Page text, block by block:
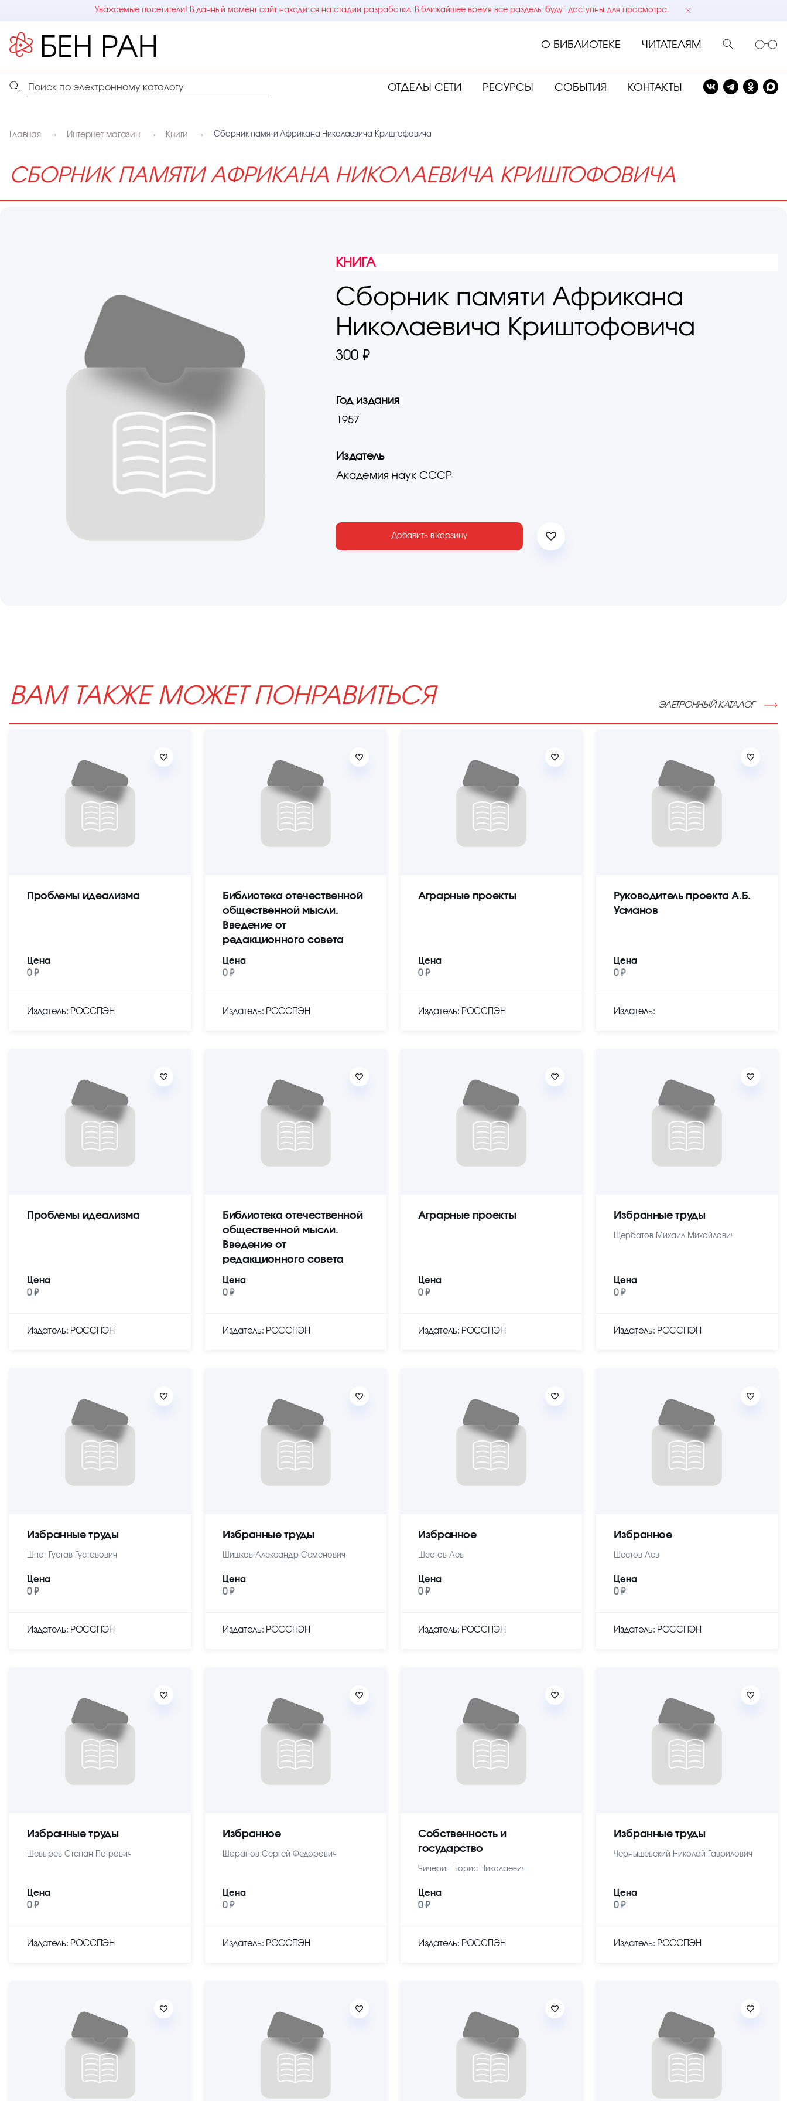
Уважаемые посетители! В данный момент сайт находится на стадии разработки. В ближайшее время все разделы будут доступны для просмотра.
О БИБЛИОТЕКЕ ЧИТАТЕЛЯМ
ОТДЕЛЫ СЕТИ РЕСУРСЫ СОБЫТИЯ КОНТАКТЫ
Главная Интернет магазин Книги Сборник памяти Африкана Николаевича Криштофовича
СБОРНИК ПАМЯТИ АФРИКАНА НИКОЛАЕВИЧА КРИШТОФОВИЧА
КНИГА
Сборник памяти Африкана
Николаевича Криштофовича
300 ₽
Год издания
1957
Издатель
Академия наук СССР
Добавить в корзину
ВАМ ТАКЖЕ МОЖЕТ ПОНРАВИТЬСЯ ЭЛЕТРОННЫЙ КАТАЛОГ
Проблемы идеализма
Цена
0 ₽
Издатель: РОССПЭН
Библиотека отечественной
общественной мысли.
Введение от
редакционного совета
Цена
0 ₽
Издатель: РОССПЭН
Аграрные проекты
Цена
0 ₽
Издатель: РОССПЭН
Руководитель проекта А.Б.
Усманов
Цена
0 ₽
Издатель:
Проблемы идеализма
Цена
0 ₽
Издатель: РОССПЭН
Библиотека отечественной
общественной мысли.
Введение от
редакционного совета
Цена
0 ₽
Издатель: РОССПЭН
Аграрные проекты
Цена
0 ₽
Издатель: РОССПЭН
Избранные труды
Щербатов Михаил Михайлович
Цена
0 ₽
Издатель: РОССПЭН
Избранные труды
Шпет Густав Густавович
Цена
0 ₽
Издатель: РОССПЭН
Избранные труды
Шишков Александр Семенович
Цена
0 ₽
Издатель: РОССПЭН
Избранное
Шестов Лев
Цена
0 ₽
Издатель: РОССПЭН
Избранное
Шестов Лев
Цена
0 ₽
Издатель: РОССПЭН
Избранные труды
Шевырев Степан Петрович
Цена
0 ₽
Издатель: РОССПЭН
Избранное
Шарапов Сергей Федорович
Цена
0 ₽
Издатель: РОССПЭН
Собственность и
государство
Чичерин Борис Николаевич
Цена
0 ₽
Издатель: РОССПЭН
Избранные труды
Чернышевский Николай Гаврилович
Цена
0 ₽
Издатель: РОССПЭН